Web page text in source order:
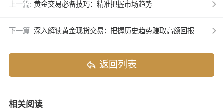
上一篇: 黄金交易必备技巧：精准把握市场趋势
下一篇: 深入解读黄金现货交易：把握历史趋势赚取高额回报
返回列表
相关阅读